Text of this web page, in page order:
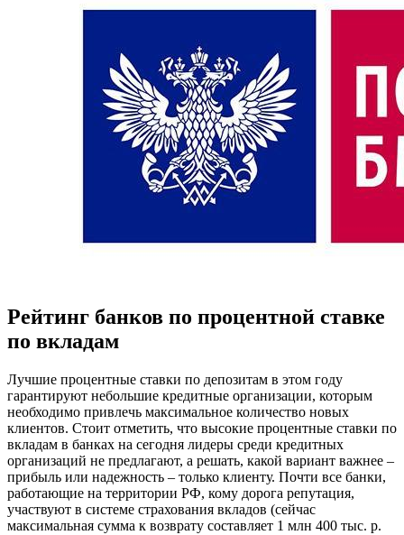
Рейтинг банков по процентной ставке
по вкладам
Лучшие процентные ставки по депозитам в этом году
гарантируют небольшие кредитные организации, которым
необходимо привлечь максимальное количество новых
клиентов. Стоит отметить, что высокие процентные ставки по
вкладам в банках на сегодня лидеры среди кредитных
организаций не предлагают, а решать, какой вариант важнее –
прибыль или надежность – только клиенту. Почти все банки,
работающие на территории РФ, кому дорога репутация,
участвуют в системе страхования вкладов (сейчас
максимальная сумма к возврату составляет 1 млн 400 тыс. р.